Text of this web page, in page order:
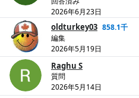
2026年6月23日
oldturkey03 858.1千
編集
2026年5月19日
Raghu S
質問
2026年5月14日